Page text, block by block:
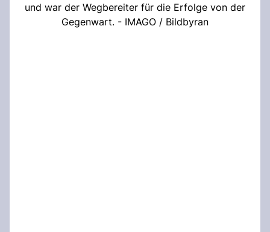
und war der Wegbereiter für die Erfolge von der
Gegenwart. - IMAGO / Bildbyran